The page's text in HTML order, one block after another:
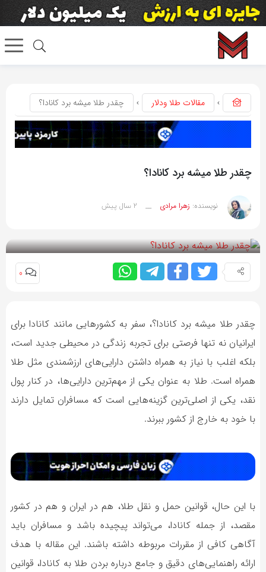
مقالات طلا ودلار چقدر طلا میشه برد کانادا؟
چقدر طلا میشه برد کانادا؟
نویسنده: زهرا مرادی __ 2 سال پیش
0
چقدر طلا میشه برد کانادا؟، سفر به کشورهایی مانند کانادا برای
ایرانیان نه تنها فرصتی برای تجربه زندگی در محیطی جدید است،
بلکه اغلب با نیاز به همراه داشتن دارایی‌های ارزشمندی مثل طلا
همراه است. طلا به عنوان یکی از مهم‌ترین دارایی‌ها، در کنار پول
نقد، یکی از اصلی‌ترین گزینه‌هایی است که مسافران تمایل دارند
با خود به خارج از کشور ببرند.
با این حال، قوانین حمل و نقل طلا، هم در ایران و هم در کشور
مقصد، از جمله کانادا، می‌تواند پیچیده باشد و مسافران باید
آگاهی کافی از مقررات مربوطه داشته باشند. این مقاله با هدف
ارائه راهنمایی‌های دقیق و جامع درباره بردن طلا به کانادا، قوانین